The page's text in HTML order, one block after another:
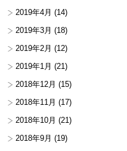
2019年4月 (14)
2019年3月 (18)
2019年2月 (12)
2019年1月 (21)
2018年12月 (15)
2018年11月 (17)
2018年10月 (21)
2018年9月 (19)